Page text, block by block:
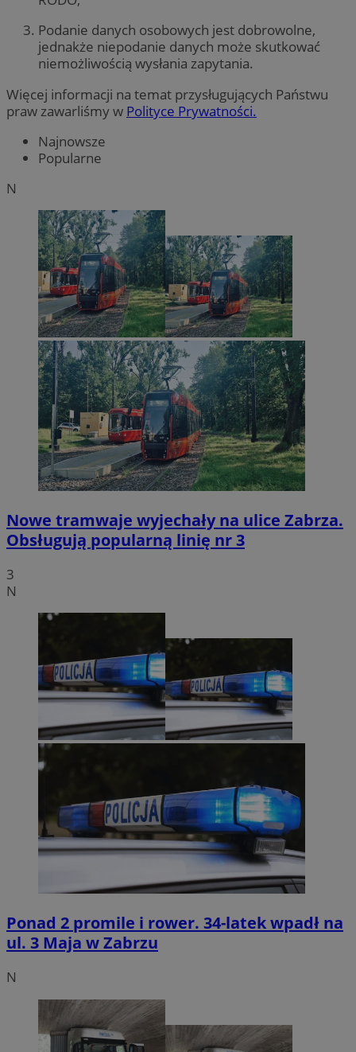
Podanie danych osobowych jest dobrowolne,
jednakże niepodanie danych może skutkować
niemożliwością wysłania zapytania.
Więcej informacji na temat przysługujących Państwu
praw zawarliśmy w Polityce Prywatności.
Najnowsze
Popularne
N
Nowe tramwaje wyjechały na ulice Zabrza.
Obsługują popularną linię nr 3
3
N
Ponad 2 promile i rower. 34-latek wpadł na
ul. 3 Maja w Zabrzu
N